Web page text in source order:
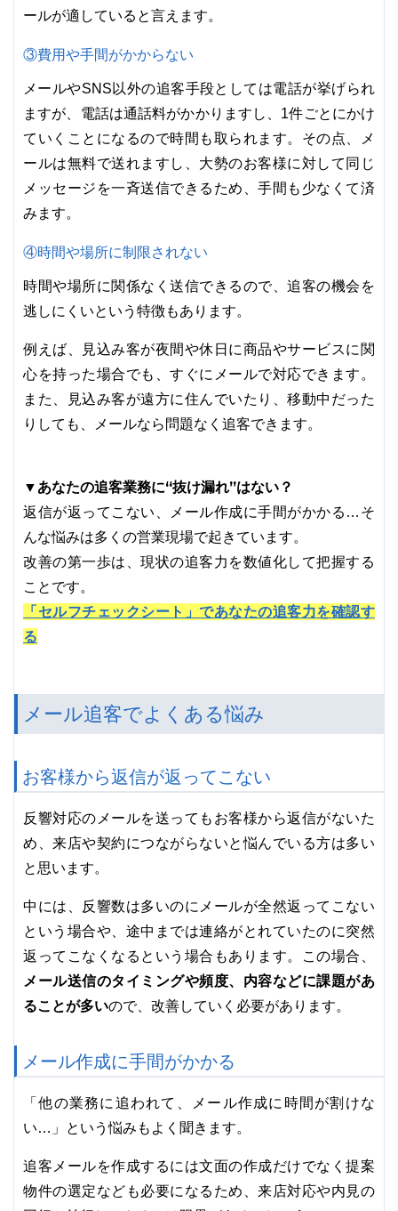
ールが適していると言えます。
③費用や手間がかからない
メールやSNS以外の追客手段としては電話が挙げられ
ますが、電話は通話料がかかりますし、1件ごとにかけ
ていくことになるので時間も取られます。その点、メ
ールは無料で送れますし、大勢のお客様に対して同じ
メッセージを一斉送信できるため、手間も少なくて済
みます。
④時間や場所に制限されない
時間や場所に関係なく送信できるので、追客の機会を
逃しにくいという特徴もあります。
例えば、見込み客が夜間や休日に商品やサービスに関
心を持った場合でも、すぐにメールで対応できます。
また、見込み客が遠方に住んでいたり、移動中だった
りしても、メールなら問題なく追客できます。
▼ あなたの追客業務に“抜け漏れ”はない？
返信が返ってこない、メール作成に手間がかかる…そ
んな悩みは多くの営業現場で起きています。
改善の第一歩は、現状の追客力を数値化して把握する
ことです。
「セルフチェックシート」であなたの追客力を確認す
る
メール追客でよくある悩み
お客様から返信が返ってこない
反響対応のメールを送ってもお客様から返信がないた
め、来店や契約につながらないと悩んでいる方は多い
と思います。
中には、反響数は多いのにメールが全然返ってこない
という場合や、途中までは連絡がとれていたのに突然
返ってこなくなるという場合もあります。この場合、
メール送信のタイミングや頻度、内容などに課題があ
ることが多いので、改善していく必要があります。
メール作成に手間がかかる
「他の業務に追われて、メール作成に時間が割けな
い…」という悩みもよく聞きます。
追客メールを作成するには文面の作成だけでなく提案
物件の選定なども必要になるため、来店対応や内見の